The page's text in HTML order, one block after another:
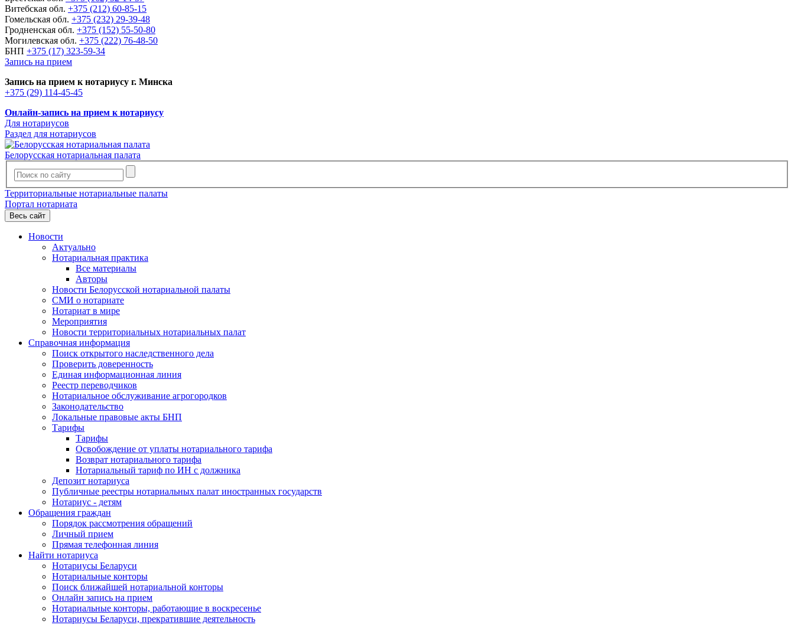
Витебская обл. +375 (212) 60-85-15
Гомельская обл. +375 (232) 29-39-48
Гродненская обл. +375 (152) 55-50-80
Могилевская обл. +375 (222) 76-48-50
БНП +375 (17) 323-59-34
Запись на прием
Запись на прием к нотариусу г. Минска
+375 (29) 114-45-45
Онлайн-запись на прием к нотариусу
Для нотариусов
Раздел для нотариусов
Белорусская нотариальная палата
Территориальные нотариальные палаты
Портал нотариата
Весь сайт
Новости
Актуально
Нотариальная практика
Все материалы
Авторы
Новости Белорусской нотариальной палаты
СМИ о нотариате
Нотариат в мире
Мероприятия
Новости территориальных нотариальных палат
Справочная информация
Поиск открытого наследственного дела
Проверить доверенность
Единая информационная линия
Реестр переводчиков
Нотариальное обслуживание агрогородков
Законодательство
Локальные правовые акты БНП
Тарифы
Тарифы
Освобождение от уплаты нотариального тарифа
Возврат нотариального тарифа
Нотариальный тариф по ИН с должника
Депозит нотариуса
Публичные реестры нотариальных палат иностранных государств
Нотариус - детям
Обращения граждан
Порядок рассмотрения обращений
Личный прием
Прямая телефонная линия
Найти нотариуса
Нотариусы Беларуси
Нотариальные конторы
Поиск ближайшей нотариальной конторы
Онлайн запись на прием
Нотариальные конторы, работающие в воскресенье
Нотариусы Беларуси, прекратившие деятельность